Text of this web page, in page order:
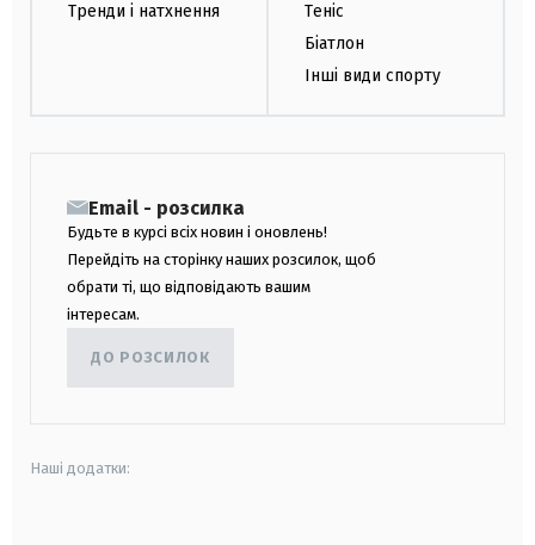
Тренди і натхнення
Теніс
Біатлон
Інші види спорту
Email - розсилка
Будьте в курсі всіх новин і оновлень!
Перейдіть на сторінку наших розсилок, щоб
обрати ті, що відповідають вашим
інтересам.
ДО РОЗСИЛОК
Наші додатки: